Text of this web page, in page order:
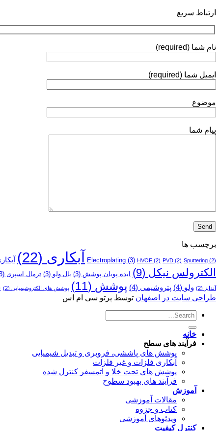
ارتباط سریع
نام شما (required)
ایمیل شما (required)
موضوع
پیام شما
برچسب ها
Electroplating (3) HVOF (2) PVD (2) Sputtering (2) آبکاری (22)
الکترولس نیکل (9) ایده پویان پوشش (3) بال ولو (3) ترمال اسپری (3)
آندایز (2) ولو (4) پتروشیمی (4) پوشش (11) پوشش­ های الکتروشیمیایی (2)
طراحی سایت در اصفهان توسط پرتو سی ام اس
خانه
فرآیند های سطح
پوشش های پاششی، فروبری و تبدیل شیمیایی
آبکاری فلزات و غیر فلزات
پوشش های تحت خلا و اتمسفر کنترل شده
فرآیند های بهبود سطوح
آموزش
مقالات آموزشی
کتاب و جزوه
ویدئوهای آموزشی
کنترل کیفیت